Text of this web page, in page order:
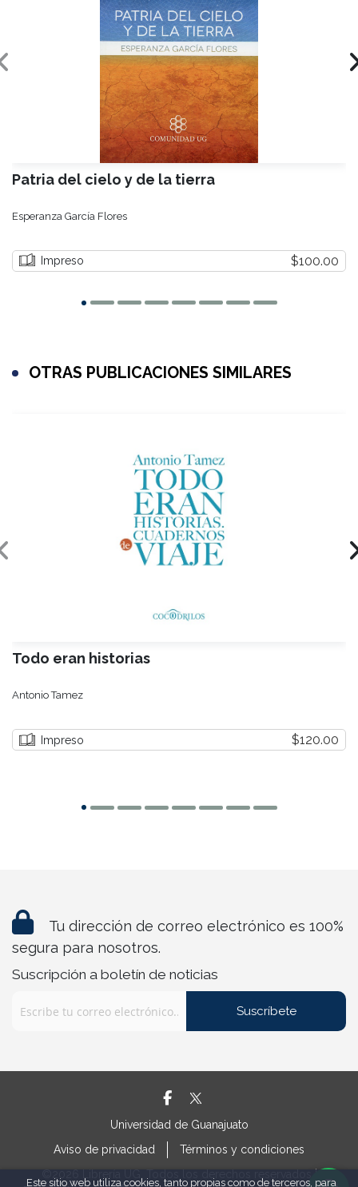
Patria del cielo y de la tierra
Esperanza García Flores
Impreso $100.00
OTRAS PUBLICACIONES SIMILARES
Todo eran historias
Antonio Tamez
Impreso $120.00
Tu dirección de correo electrónico es 100%
segura para nosotros.
Suscripción a boletín de noticias
Suscríbete
Universidad de Guanajuato
Aviso de privacidad
Términos y condiciones
Este sitio web utiliza cookies, tanto propias como de terceros, para